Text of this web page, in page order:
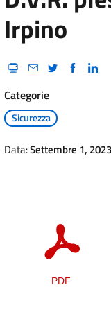
Irpino
Categorie
Sicurezza
Data:Settembre 1, 2023